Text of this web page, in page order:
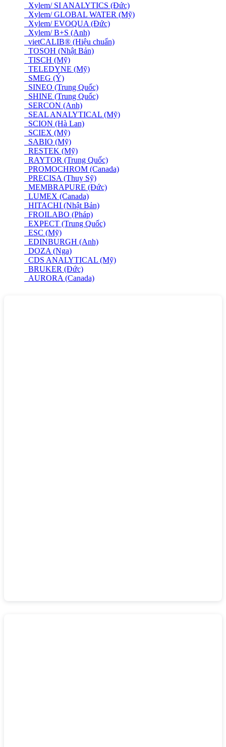
Xylem/ SI ANALYTICS (Đức)
Xylem/ GLOBAL WATER (Mỹ)
Xylem/ EVOQUA (Đức)
Xylem/ B+S (Anh)
vietCALIB® (Hiệu chuẩn)
TOSOH (Nhật Bản)
TISCH (Mỹ)
TELEDYNE (Mỹ)
SMEG (Ý)
SINEO (Trung Quốc)
SHINE (Trung Quốc)
SERCON (Anh)
SEAL ANALYTICAL (Mỹ)
SCION (Hà Lan)
SCIEX (Mỹ)
SABIO (Mỹ)
RESTEK (Mỹ)
RAYTOR (Trung Quốc)
PROMOCHROM (Canada)
PRECISA (Thuỵ Sỹ)
MEMBRAPURE (Đức)
LUMEX (Canada)
HITACHI (Nhật Bản)
FROILABO (Pháp)
EXPECT (Trung Quốc)
ESC (Mỹ)
EDINBURGH (Anh)
DOZA (Nga)
CDS ANALYTICAL (Mỹ)
BRUKER (Đức)
AURORA (Canada)